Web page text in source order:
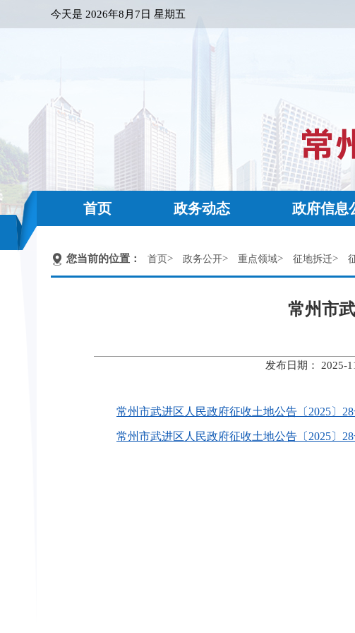
今天是 2026年8月7日 星期五
首页 政务动态 政府信息
您当前的位置： 首页> 政务公开> 重点领域> 征地拆迁>
常州市
发布日期： 2025-
常州市武进区人民政府征收土地公告〔2025〕28
常州市武进区人民政府征收土地公告〔2025〕